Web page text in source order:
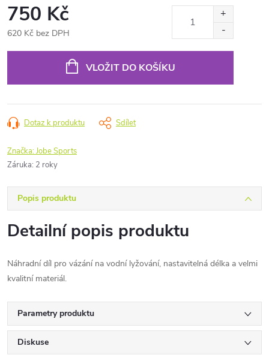
750 Kč
620 Kč bez DPH
VLOŽIT DO KOŠÍKU
Dotaz k produktu Sdílet
Značka:Jobe Sports
Záruka: 2 roky
Popis produktu
Detailní popis produktu
Náhradní díl pro vázání na vodní lyžování, nastavitelná délka a velmi
kvalitní materiál.
Parametry produktu
Diskuse